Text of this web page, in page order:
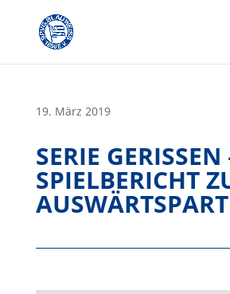
content
19. März 2019
SERIE GERISSEN
SPIELBERICHT